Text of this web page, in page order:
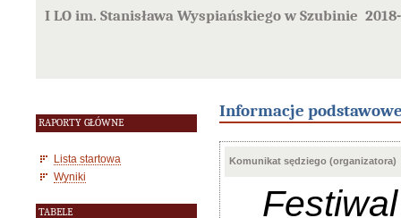
I LO im. Stanisława Wyspiańskiego w Szubinie
RAPORTY GŁÓWNE
Lista startowa
Wyniki
TABELE
Informacje
Komunikat sędziego (organizatora)